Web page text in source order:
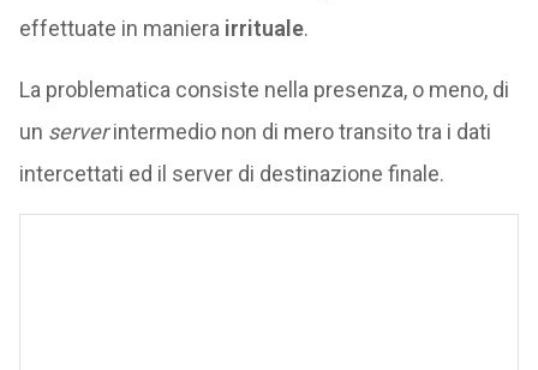
effettuate in maniera irrituale.
La problematica consiste nella presenza, o meno, di
un serverintermedio non di mero transito tra i dati
intercettati ed il server di destinazione finale.